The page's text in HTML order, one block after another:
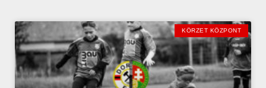
KÖRZET KÖZPONT